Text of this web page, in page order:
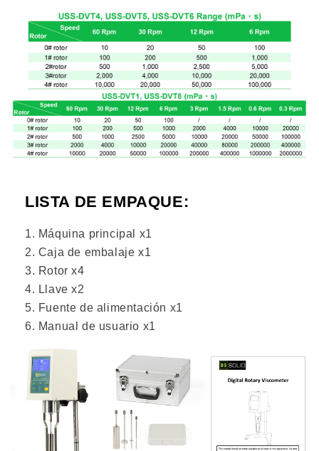
LISTA DE EMPAQUE:
Máquina principal x1
Caja de embalaje x1
Rotor x4
Llave x2
Fuente de alimentación x1
Manual de usuario x1